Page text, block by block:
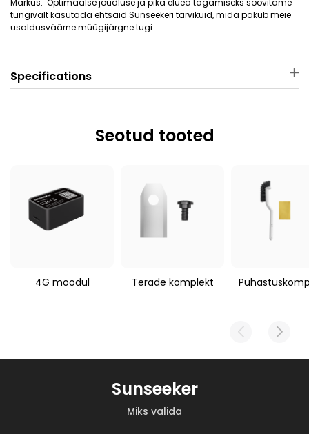
Märkus: Optimaalse jõudluse ja pika eluea tagamiseks soovitame
tungivalt kasutada ehtsaid Sunseekeri tarvikuid, mida pakub meie
usaldusväärne müügijärgne tugi.
Specifications
Copper + Plastic 26 × 12.7 × 5.5 cm
Seotud tooted
4G moodul Terade komplekt
Miks valida
Sunseeker